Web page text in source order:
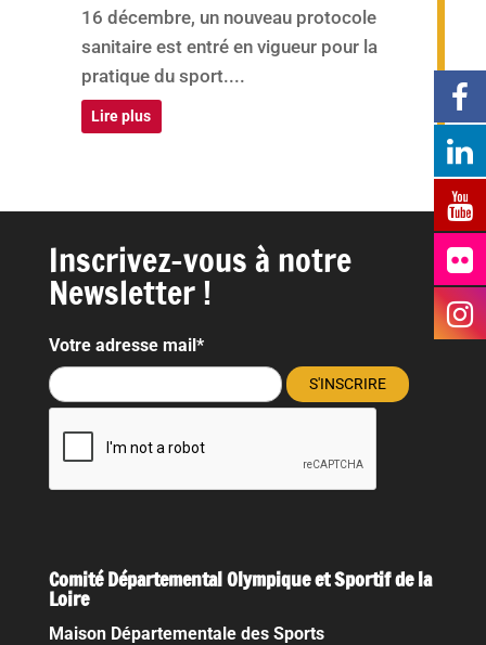
16 décembre, un nouveau protocole
sanitaire est entré en vigueur pour la
pratique du sport....
Lire plus
Inscrivez-vous à notre
Newsletter !
Votre adresse mail*
Comité Départemental Olympique et Sportif de la
Loire
Maison Départementale des Sports